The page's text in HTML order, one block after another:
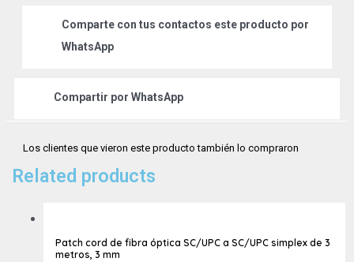
Comparte con tus contactos este producto por
WhatsApp
Compartir por WhatsApp
Los clientes que vieron este producto también lo compraron
Related products
Patch cord de fibra óptica SC/UPC a SC/UPC simplex de 3
metros, 3 mm